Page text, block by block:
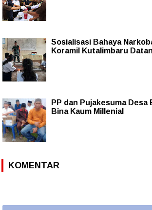
Sosialisasi Bahaya
Koramil Kutalimbaru
PP dan Pujakesuma Desa
Bina Kaum Millenial
KOMENTAR